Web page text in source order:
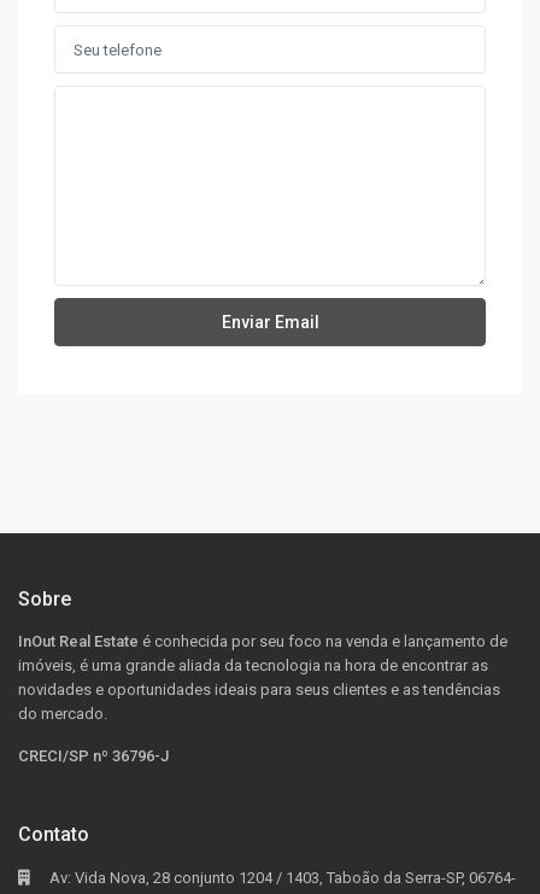
Sobre
InOut Real Estate é conhecida por seu foco na venda e lançamento de
imóveis, é uma grande aliada da tecnologia na hora de encontrar as
novidades e oportunidades ideais para seus clientes e as tendências
do mercado.
CRECI/SP nº 36796-J
Contato
Av: Vida Nova, 28 conjunto 1204 / 1403, Taboão da Serra-SP, 06764-